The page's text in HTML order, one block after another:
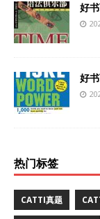
好
好
热门标签
CATTI真题